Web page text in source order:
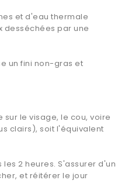
et d'eau thermale
desséchées par une
un fini non-gras et
le visage, le cou, voire
clairs), soit l'équivalent
2 heures. S'assurer d'un
et réitérer le jour